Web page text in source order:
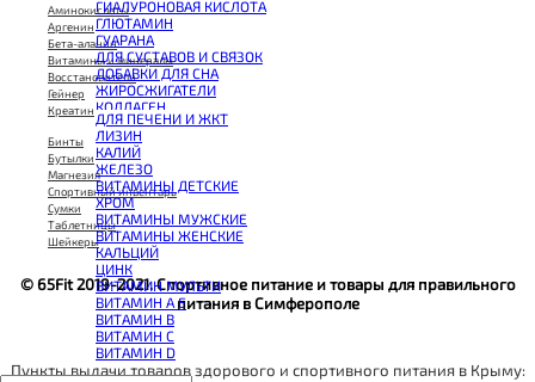
ГИАЛУРОНОВАЯ КИСЛОТА
ГЛЮТАМИН
ГУАРАНА
ДЛЯ СУСТАВОВ И СВЯЗОК
ДОБАВКИ ДЛЯ СНА
ЖИРОСЖИГАТЕЛИ
КОЛЛАГЕН
КОЭНЗИМ Q10
КРЕАТИН
ПОЛЕЗНЫЕ ЖИРЫ
ПРОТЕИН
ПРОТЕИНОВОЕ ПЕЧЕНЬЕ
ПРОТЕИНОВЫЕ БАТОНЧИКИ
ПРОТЕИНОВЫЕ КАШИ
ТЕСТОБУСТЕРЫ
ЦИТРУЛЛИН МАЛАТ
ПРЕДТРЕНИРОВОЧНЫЕ КОМПЛЕКСЫ
ЭНЕРГЕТИКИ И ЖИРОСЖИГАТЕЛИ#
ДЛЯ ПЕЧЕНИ И ЖКТ
ЛИЗИН
КАЛИЙ
ЖЕЛЕЗО
ВИТАМИНЫ ДЕТСКИЕ
ХРОМ
ВИТАМИНЫ МУЖСКИЕ
ВИТАМИНЫ ЖЕНСКИЕ
КАЛЬЦИЙ
ЦИНК
ВИТАМИН МУЛЬТИ
ВИТАМИН A E
ВИТАМИН B
ВИТАМИН C
ВИТАМИН D
Аминокислоты
Аргенин
Бета-аланин
Витамины и минералы
Восстановители
Гейнер
Креатин
Бинты
Бутылки
Магнезия
Спортивный инвентарь
Сумки
Таблетницы
Шейкеры
© 65Fit 2019-2021. Спортивное питание и товары для правильного
питания в Симферополе
Пункты выдачи товаров здорового и спортивного питания в Крыму: